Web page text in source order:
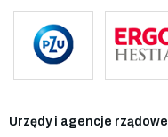
Urzędy i agencje rządowe